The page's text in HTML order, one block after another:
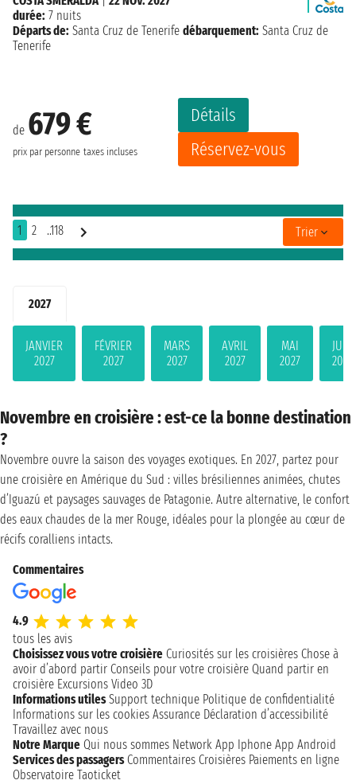
2027
JANVIER
2027
FÉVRIER
2027
MARS
2027
AVRIL
2027
MAI
2027
JUIN
2027
Novembre en croisière : est-ce la bonne destination
?
Novembre ouvre la saison des voyages exotiques. En 2027, partez pour
une croisière en Amérique du Sud : villes brésiliennes animées, chutes
d’Iguazú et paysages sauvages de Patagonie. Autre alternative, le confort
des eaux chaudes de la mer Rouge, idéales pour la plongée au cœur de
récifs coralliens intacts.
de 679 €
prix par personne taxes incluses
Détails
Réservez-vous
durée: 7 nuits
Départs de: Santa Cruz de Tenerife débarquement: Santa Cruz de
Tenerife
1 2 ..118 Trier
Commentaires
4.9
tous les avis
Choisissez vous votre croisière Curiosités sur les croisières Chose à
avoir d’abord partir Conseils pour votre croisière Quand partir en
croisière Excursions Video 3D
Informations utiles Support technique Politique de confidentialité
Informations sur les cookies Assurance Déclaration d’accessibilité
Travaillez avec nous
Notre Marque Qui nous sommes Network App Iphone App Android
Services des passagers Commentaires Croisières Paiements en ligne
Observatoire Taoticket